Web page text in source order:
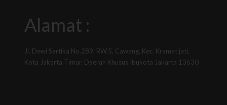
Alamat :
Jl. Dewi Sartika No.289, RW.5, Cawang, Kec. Kramat jati,
Kota Jakarta Timur, Daerah Khusus Ibukota Jakarta 13630